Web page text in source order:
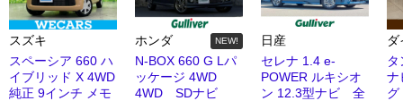
スズキ
スペーシア 660 ハ
イブリッド X 4WD
純正 9インチ メモ
ホンダ NEW!
N-BOX 660 G Lパ
ッケージ 4WD
4WD SDナビ
日産
セレナ 1.4 e-
POWER ルキシオ
ン 12.3型ナビ 全
ナ